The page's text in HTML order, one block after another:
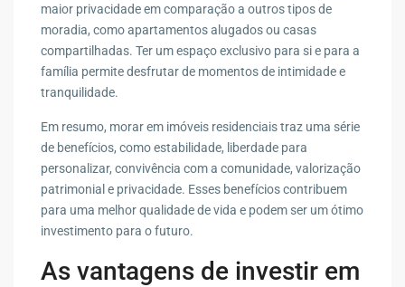
maior privacidade em comparação a outros tipos de
moradia, como apartamentos alugados ou casas
compartilhadas. Ter um espaço exclusivo para si e para a
família permite desfrutar de momentos de intimidade e
tranquilidade.
Em resumo, morar em imóveis residenciais traz uma série
de benefícios, como estabilidade, liberdade para
personalizar, convivência com a comunidade, valorização
patrimonial e privacidade. Esses benefícios contribuem
para uma melhor qualidade de vida e podem ser um ótimo
investimento para o futuro.
As vantagens de investir em